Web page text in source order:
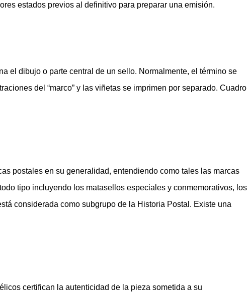
estados previos al definitivo para preparar una emisión.
el dibujo o parte central de un sello. Normalmente, el término se
del “marco” y las viñetas se imprimen por separado. Cuadro
postales en su generalidad, entendiendo como tales las marcas
tipo incluyendo los matasellos especiales y conmemorativos, los
considerada como subgrupo de la Historia Postal. Existe una
certifican la autenticidad de la pieza sometida a su